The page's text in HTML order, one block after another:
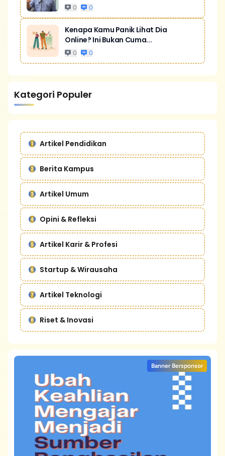
0 0
Kenapa Kamu Panik Lihat Dia
Online? Ini Bukan Cuma...
0 0
Kategori Populer
Artikel Pendidikan
Berita Kampus
Artikel Umum
Opini & Refleksi
Artikel Karir & Profesi
Startup & Wirausaha
Artikel Teknologi
Riset & Inovasi
Banner Bersponsor